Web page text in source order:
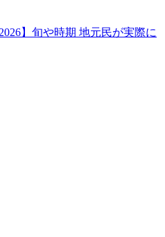
】旬や時期 地元民が実際に